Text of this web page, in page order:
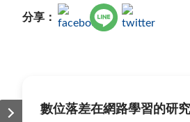
分享：
數位落差在網路學習的研